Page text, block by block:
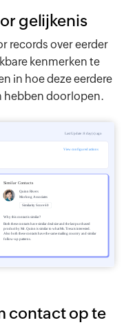
gelijkenis
records over eerder
kenmerken te
in hoe deze eerdere
hebben doorlopen.
contact op te